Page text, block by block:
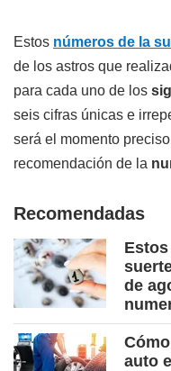
Estos números de la
de los astros que
para cada uno de los
seis cifras únicas e
será el momento
recomendación de la
Recomendadas
de
auto